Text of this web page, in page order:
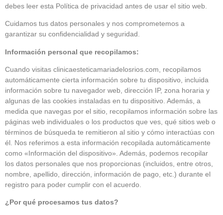
debes leer esta Política de privacidad antes de usar el sitio web.
Cuidamos tus datos personales y nos comprometemos a
garantizar su confidencialidad y seguridad.
Información personal que recopilamos:
Cuando visitas clinicaesteticamariadelosrios.com, recopilamos
automáticamente cierta información sobre tu dispositivo, incluida
información sobre tu navegador web, dirección IP, zona horaria y
algunas de las cookies instaladas en tu dispositivo. Además, a
medida que navegas por el sitio, recopilamos información sobre las
páginas web individuales o los productos que ves, qué sitios web o
términos de búsqueda te remitieron al sitio y cómo interactúas con
él. Nos referimos a esta información recopilada automáticamente
como «Información del dispositivo». Además, podemos recopilar
los datos personales que nos proporcionas (incluidos, entre otros,
nombre, apellido, dirección, información de pago, etc.) durante el
registro para poder cumplir con el acuerdo.
¿Por qué procesamos tus datos?